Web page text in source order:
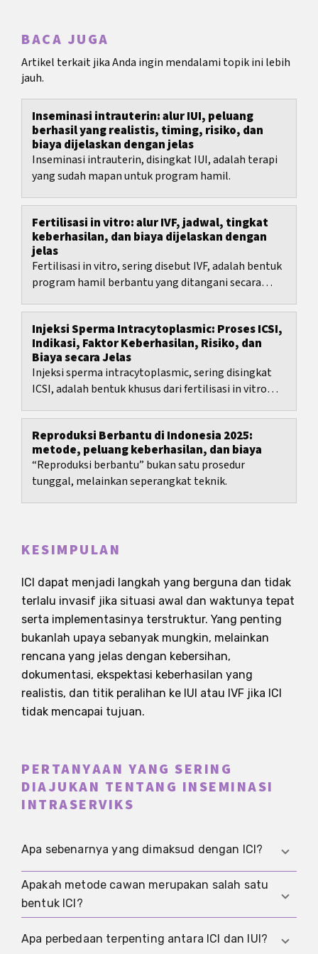
BACA JUGA
Artikel terkait jika Anda ingin mendalami topik ini lebih
jauh.
Inseminasi intrauterin: alur IUI, peluang
berhasil yang realistis, timing, risiko, dan
biaya dijelaskan dengan jelas
Inseminasi intrauterin, disingkat IUI, adalah terapi
yang sudah mapan untuk program hamil.
Fertilisasi in vitro: alur IVF, jadwal, tingkat
keberhasilan, dan biaya dijelaskan dengan
jelas
Fertilisasi in vitro, sering disebut IVF, adalah bentuk
program hamil berbantu yang ditangani secara
Injeksi Sperma Intracytoplasmic: Proses ICSI,
Indikasi, Faktor Keberhasilan, Risiko, dan
Biaya secara Jelas
Injeksi sperma intracytoplasmic, sering disingkat
ICSI, adalah bentuk khusus dari fertilisasi in vitro
Reproduksi Berbantu di Indonesia 2025:
metode, peluang keberhasilan, dan biaya
“Reproduksi berbantu” bukan satu prosedur
tunggal, melainkan seperangkat teknik.
KESIMPULAN
ICI dapat menjadi langkah yang berguna dan tidak
terlalu invasif jika situasi awal dan waktunya tepat
serta implementasinya terstruktur. Yang penting
bukanlah upaya sebanyak mungkin, melainkan
rencana yang jelas dengan kebersihan,
dokumentasi, ekspektasi keberhasilan yang
realistis, dan titik peralihan ke IUI atau IVF jika ICI
tidak mencapai tujuan.
PERTANYAAN YANG SERING
DIAJUKAN TENTANG INSEMINASI
INTRASERVIKS
Apa sebenarnya yang dimaksud dengan ICI?
ICI adalah singkatan dari inseminasi intraserviks.
Sampel sperma ditempatkan dekat dengan leher
tubuh.
Apakah metode cawan merupakan salah satu
bentuk ICI?
Ya. Dalam praktiknya, metode cangkir merupakan
Apa perbedaan terpenting antara ICI dan IUI?